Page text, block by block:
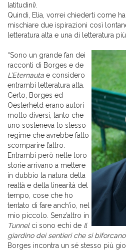
latitudini).
Quindi, Elia, vorrei chiederti come
mischiare due ispirazioni così
letteratura alta e una di letteratura
“Sono un grande fan dei
racconti di Borges e de
L’Eternauta e considero
entrambi letteratura alta.
Certo, Borges ed
Oesterheld erano autori
molto diversi, tanto che
uno sosteneva lo stesso
regime che avrebbe fatto
scomparire l’altro.
Entrambi però nelle loro
storie arrivano a mettere
in dubbio la natura della
realtà e della linearità del
tempo, cose che ho
tentato di fare anch’io, nel
mio piccolo. Senz’altro in
Tunnelci sono echi de Il
giardino dei sentieri che si biforcano
Borges incontra un sé stesso più